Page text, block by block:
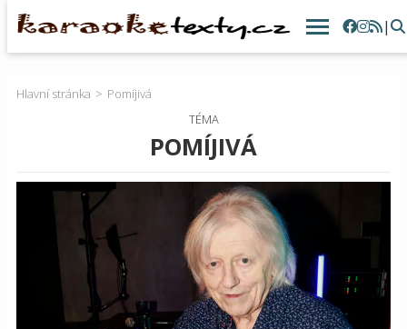
|
Hlavní stránka
Pomíjivá
TÉMA
POMÍJIVÁ